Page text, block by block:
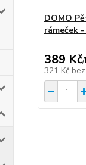
DOMO
rámeček
389 Kč/
321 Kč